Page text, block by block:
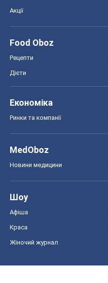
Акції
Food Oboz
Рецепти
Дієти
Економіка
Ринки та компанії
MedOboz
Новини медицини
Шоу
Афіша
Краса
Жіночий журнал